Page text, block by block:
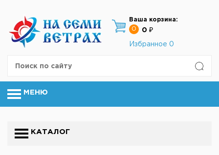
Ваша корзина:
0
0 ₽
Избранное 0
МЕНЮ
КАТАЛОГ